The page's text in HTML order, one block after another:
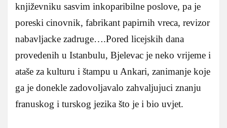
književniku sasvim inkoparibilne poslove, pa je
poreski cinovnik, fabrikant papirnih vreca, revizor
nabavljacke zadruge….Pored licejskih dana
provedenih u Istanbulu, Bjelevac je neko vrijeme i
ataše za kulturu i štampu u Ankari, zanimanje koje
ga je donekle zadovoljavalo zahvaljujuci znanju
franuskog i turskog jezika što je i bio uvjet.